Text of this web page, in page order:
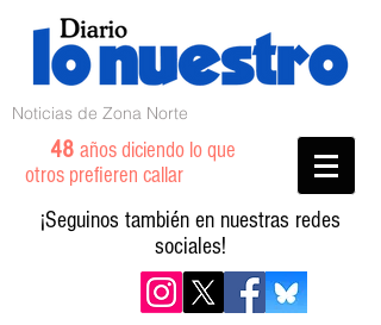
Noticias de Zona Norte
48 años diciendo lo que
otros prefieren callar
¡Seguinos también en nuestras redes
sociales!